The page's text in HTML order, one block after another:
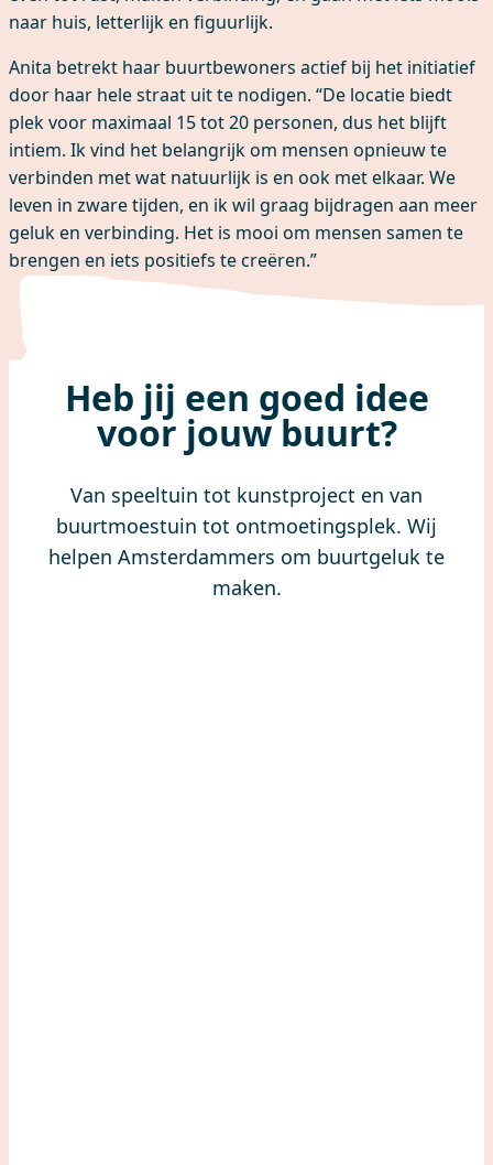
naar huis, letterlijk en figuurlijk.
Anita betrekt haar buurtbewoners actief bij het initiatief
door haar hele straat uit te nodigen. “De locatie biedt
plek voor maximaal 15 tot 20 personen, dus het blijft
intiem. Ik vind het belangrijk om mensen opnieuw te
verbinden met wat natuurlijk is en ook met elkaar. We
leven in zware tijden, en ik wil graag bijdragen aan meer
geluk en verbinding. Het is mooi om mensen samen te
brengen en iets positiefs te creëren.”
Heb jij een goed idee
voor jouw buurt?
Van speeltuin tot kunstproject en van
buurtmoestuin tot ontmoetingsplek. Wij
helpen Amsterdammers om buurtgeluk te
maken.